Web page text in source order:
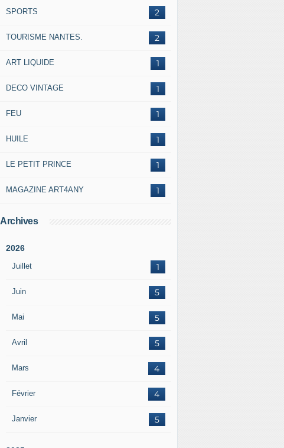
2
SPORTS
2
TOURISME NANTES.
1
ART LIQUIDE
1
DECO VINTAGE
1
FEU
1
HUILE
1
LE PETIT PRINCE
1
MAGAZINE ART4ANY
Archives
2026
Juillet 1
Juin 5
Mai 5
Avril 5
Mars 4
Février 4
Janvier 5